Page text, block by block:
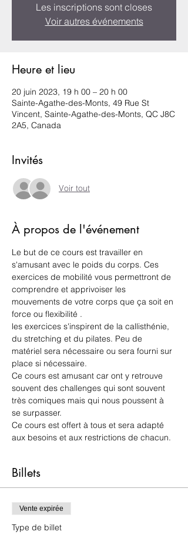
Les inscriptions sont closes
Voir autres événements
Heure et lieu
20 juin 2023, 19 h 00 – 20 h 00
Sainte-Agathe-des-Monts, 49 Rue St
Vincent, Sainte-Agathe-des-Monts, QC J8C
2A5, Canada
Invités
Voir tout
À propos de l'événement
Le but de ce cours est travailler en
s'amusant avec le poids du corps. Ces
exercices de mobilité vous permettront de
comprendre et apprivoiser les
mouvements de votre corps que ça soit en
force ou flexibilité .
les exercices s'inspirent de la callisthénie,
du stretching et du pilates. Peu de
matériel sera nécessaire ou sera fourni sur
place si nécessaire.
Ce cours est amusant car ont y retrouve
souvent des challenges qui sont souvent
très comiques mais qui nous poussent à
se surpasser.
Ce cours est offert à tous et sera adapté
aux besoins et aux restrictions de chacun.
Billets
Vente expirée
Type de billet